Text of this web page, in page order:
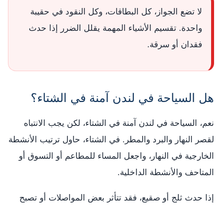
لا تضع الجواز، كل البطاقات، وكل النقود في حقيبة
واحدة. تقسيم الأشياء المهمة يقلل الضرر إذا حدث
فقدان أو سرقة.
هل السياحة في لندن آمنة في الشتاء؟
نعم، السياحة في لندن آمنة في الشتاء، لكن يجب الانتباه
لقصر النهار والبرد والمطر. في الشتاء، حاول ترتيب الأنشطة
الخارجية في النهار، واجعل المساء للمطاعم أو التسوق أو
المتاحف والأنشطة الداخلية.
إذا حدث ثلج أو صقيع، فقد تتأثر بعض المواصلات أو تصبح